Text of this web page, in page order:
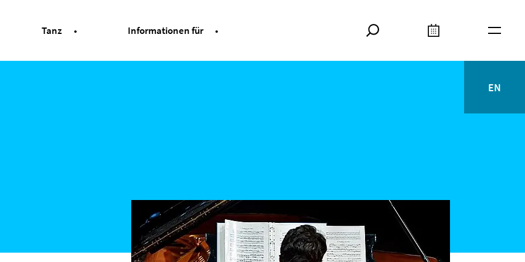
Tanz Informationen für Suche Kalender Meta
ENEnglish